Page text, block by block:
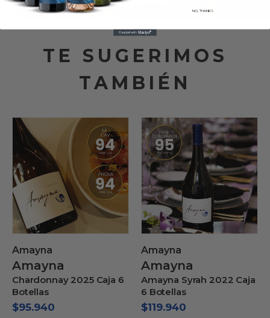
TE SUGERIMOS
TAMBIÉN
Amayna
Amayna
Chardonnay 2025 Caja 6
Botellas
$95.940
Amayna
Amayna
Amayna Syrah 2022 Caja
6 Botellas
$119.940
NO, THANKS